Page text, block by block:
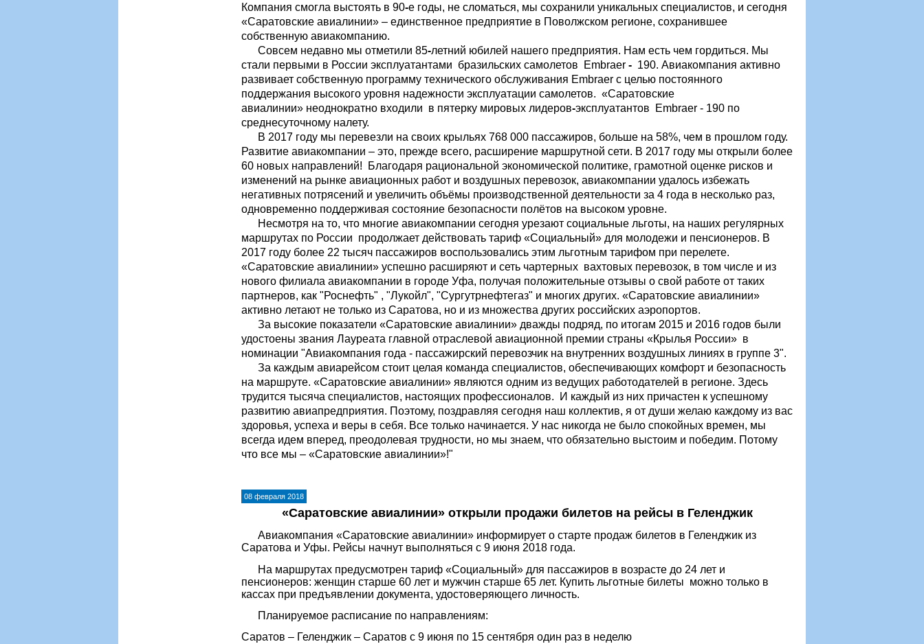
Компания смогла выстоять в 90-е годы, не сломаться, мы сохранили уникальных специалистов, и сегодня
«Саратовские авиалинии» – единственное предприятие в Поволжском регионе, сохранившее
собственную авиакомпанию.
Совсем недавно мы отметили 85-летний юбилей нашего предприятия. Нам есть чем гордиться. Мы
стали первыми в России эксплуатантами бразильских самолетов Embraer - 190. Авиакомпания активно
развивает собственную программу технического обслуживания Embraer с целью постоянного
поддержания высокого уровня надежности эксплуатации самолетов. «Саратовские
авиалинии» неоднократно входили в пятерку мировых лидеров-эксплуатантов Embraer - 190 по
среднесуточному налету.
В 2017 году мы перевезли на своих крыльях 768 000 пассажиров, больше на 58%, чем в прошлом году.
Развитие авиакомпании – это, прежде всего, расширение маршрутной сети. В 2017 году мы открыли более
60 новых направлений! Благодаря рациональной экономической политике, грамотной оценке рисков и
изменений на рынке авиационных работ и воздушных перевозок, авиакомпании удалось избежать
негативных потрясений и увеличить объёмы производственной деятельности за 4 года в несколько раз,
одновременно поддерживая состояние безопасности полётов на высоком уровне.
Несмотря на то, что многие авиакомпании сегодня урезают социальные льготы, на наших регулярных
маршрутах по России продолжает действовать тариф «Социальный» для молодежи и пенсионеров. В
2017 году более 22 тысяч пассажиров воспользовались этим льготным тарифом при перелете.
«Саратовские авиалинии» успешно расширяют и сеть чартерных вахтовых перевозок, в том числе и из
нового филиала авиакомпании в городе Уфа, получая положительные отзывы о свой работе от таких
партнеров, как "Роснефть" , "Лукойл", "Сургутрнефтегаз" и многих других. «Саратовские авиалинии»
активно летают не только из Саратова, но и из множества других российских аэропортов.
За высокие показатели «Саратовские авиалинии» дважды подряд, по итогам 2015 и 2016 годов были
удостоены звания Лауреата главной отраслевой авиационной премии страны «Крылья России» в
номинации "Авиакомпания года - пассажирский перевозчик на внутренних воздушных линиях в группе 3".
За каждым авиарейсом стоит целая команда специалистов, обеспечивающих комфорт и безопасность
на маршруте. «Саратовские авиалинии» являются одним из ведущих работодателей в регионе. Здесь
трудится тысяча специалистов, настоящих профессионалов. И каждый из них причастен к успешному
развитию авиапредприятия. Поэтому, поздравляя сегодня наш коллектив, я от души желаю каждому из вас
здоровья, успеха и веры в себя. Все только начинается. У нас никогда не было спокойных времен, мы
всегда идем вперед, преодолевая трудности, но мы знаем, что обязательно выстоим и победим. Потому
что все мы – «Саратовские авиалинии»!"
08 февраля 2018
«Саратовские авиалинии» открыли продажи билетов на рейсы в Геленджик
Авиакомпания «Саратовские авиалинии» информирует о старте продаж билетов в Геленджик из
Саратова и Уфы. Рейсы начнут выполняться с 9 июня 2018 года.
На маршрутах предусмотрен тариф «Социальный» для пассажиров в возрасте до 24 лет и
пенсионеров: женщин старше 60 лет и мужчин старше 65 лет. Купить льготные билеты можно только в
кассах при предъявлении документа, удостоверяющего личность.
Планируемое расписание по направлениям:
Саратов – Геленджик – Саратов с 9 июня по 15 сентября один раз в неделю